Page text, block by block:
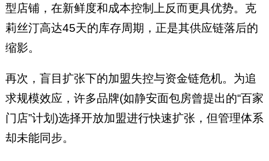
型店铺，在新鲜度和成本控制上反而更具优势。克
莉丝汀高达45天的库存周期，正是其供应链落后的
缩影。
再次，盲目扩张下的加盟失控与资金链危机。为追
求规模效应，许多品牌(如静安面包房曾提出的“百家
门店”计划)选择开放加盟进行快速扩张，但管理体系
却未能同步。